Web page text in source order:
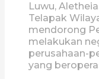
Luwu,
Telapak
mendorong
melakukan
perusahaan-
yang